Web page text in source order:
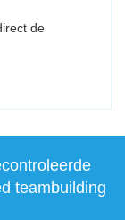
de
teambuilding